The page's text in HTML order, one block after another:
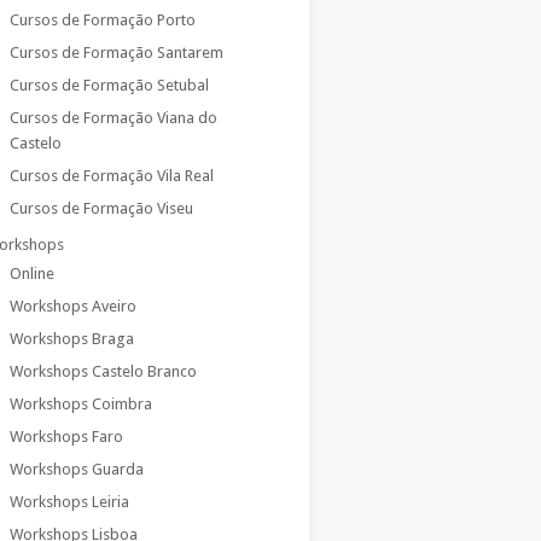
Cursos de Formação Porto
Cursos de Formação Santarem
Cursos de Formação Setubal
Cursos de Formação Viana do
Castelo
Cursos de Formação Vila Real
Cursos de Formação Viseu
Online
Workshops Aveiro
Workshops Braga
Workshops Castelo Branco
Workshops Coimbra
Workshops Faro
Workshops Guarda
Workshops Leiria
Workshops Lisboa